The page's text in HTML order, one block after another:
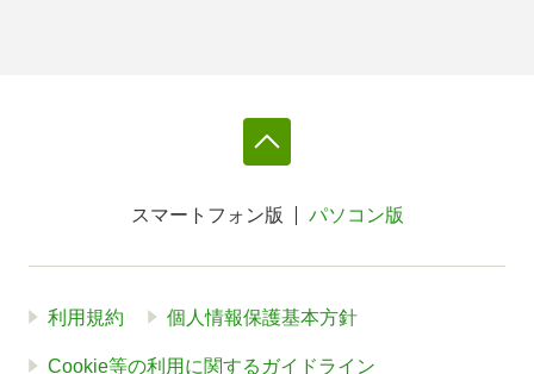
利用規約 個人情報保護基本方針